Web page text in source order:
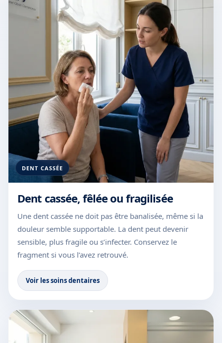
DENT CASSÉE
Dent cassée, fêlée ou fragilisée
Une dent cassée ne doit pas être banalisée, même si la
douleur semble supportable. La dent peut devenir
sensible, plus fragile ou s’infecter. Conservez le
fragment si vous l’avez retrouvé.
Voir les soins dentaires